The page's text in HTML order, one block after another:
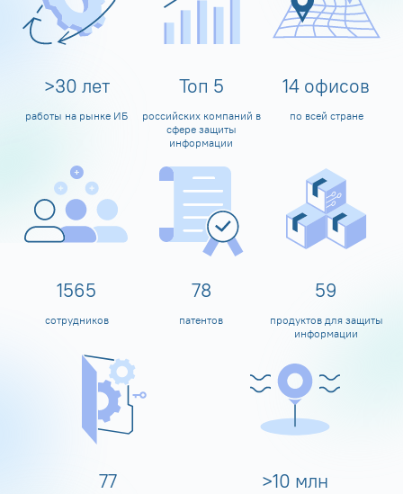
>30 лет
работы на рынке ИБ
Топ 5
российских компаний в
сфере защиты
информации
14 офисов
по всей стране
1600
сотрудников
80
патентов
60
продуктов для защиты
информации
80 >10 млн